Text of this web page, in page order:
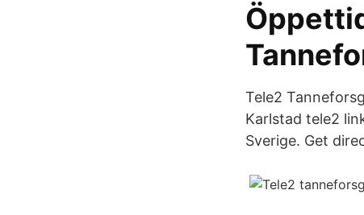
Tele2
Karlstad tele2
Sverige. Get